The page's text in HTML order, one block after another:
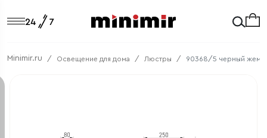
Minimir.ru Освещение для дома Люстры 90368/5 черный